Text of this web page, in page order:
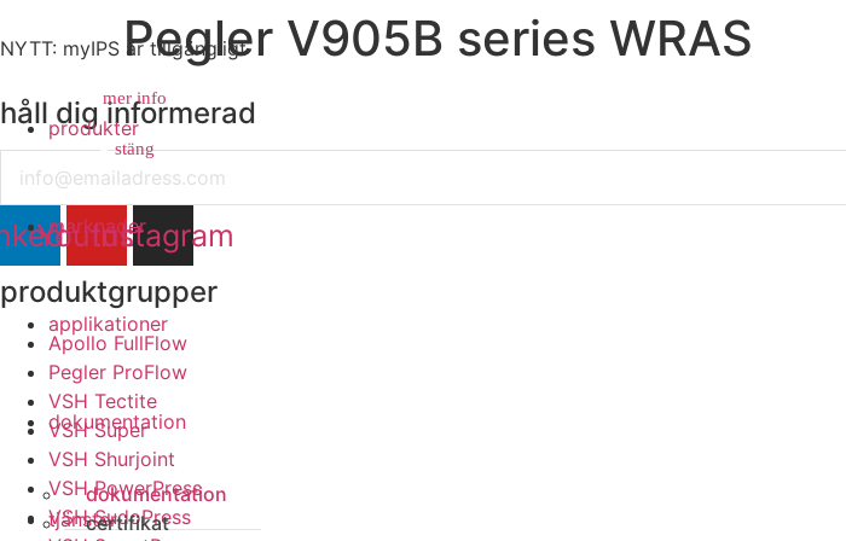
NYTT: myIPS är tillgängligt
mer info
stäng
stäng
produkter
marknader
applikationer
dokumentation
dokumentation
certifikat
tjänster
Pegler V905B series WRAS
håll dig informerad
Youtube
Instagram
produktgrupper
Apollo FullFlow
Pegler ProFlow
VSH Tectite
VSH Super
VSH Shurjoint
VSH PowerPress
VSH SudoPress